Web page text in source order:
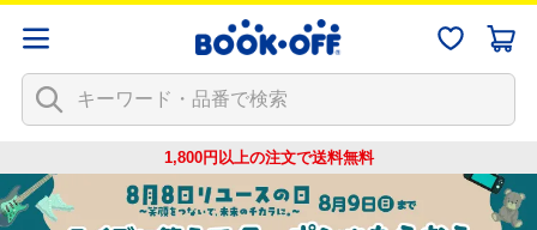
1,800円以上の注文で送料無料